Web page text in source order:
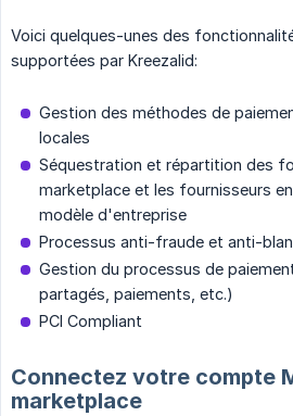
Voici quelques-unes des
supportées par Kreezalid:
Gestion des méthodes de
locales
Séquestration et répartition des
marketplace et les fournisseurs
modèle d'entreprise
Processus anti-fraude et anti-
Gestion du processus de
partagés, paiements, etc.)
PCI Compliant
Connectez votre compte
marketplace